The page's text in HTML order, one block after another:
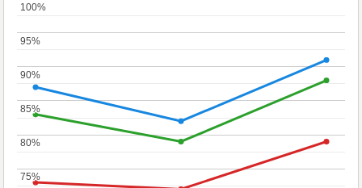
75%
75%
80%
80%
85%
85%
90%
90%
95%
95%
100%
100%